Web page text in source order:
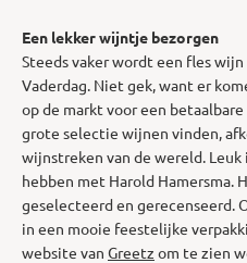
Een lekker wijntje bezorgen
Steeds vaker wordt een fles wijn
Vaderdag. Niet gek, want er
op de markt voor een
grote selectie wijnen vinden,
wijnstreken van de wereld.
hebben met Harold Hamersma.
geselecteerd en gerecenseerd.
in een mooie feestelijke
website van Greetz om te zien